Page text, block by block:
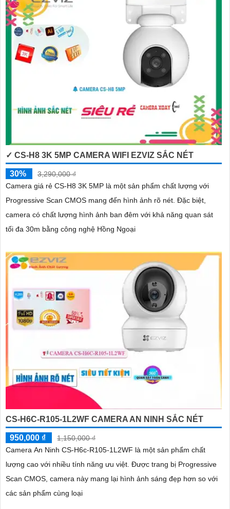
✓ CS-H8 3K 5MP CAMERA WIFI EZVIZ SẮC NÉT
30%
3,290,000 ₫
Camera giá rẻ CS-H8 3K 5MP là một sản phẩm chất lượng với
Progressive Scan CMOS mang đến hình ảnh rõ nét. Đặc biệt,
camera có chất lượng hình ảnh ban đêm với khả năng quan sát
tối đa 30m bằng công nghệ Hồng Ngoại
CS-H6C-R105-1L2WF CAMERA AN NINH SẮC NÉT
950,000 ₫
1,150,000 ₫
Camera An Ninh CS-H6c-R105-1L2WF là một sản phẩm chất
lượng cao với nhiều tính năng ưu việt. Được trang bị Progressive
Scan CMOS, camera này mang lại hình ảnh sáng đẹp hơn so với
các sản phẩm cùng loại